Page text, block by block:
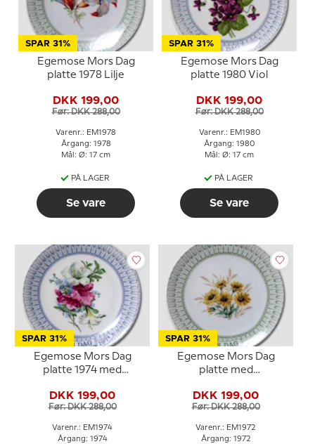
SPAR 31%
Egemose Mors Dag
platte 1978 Lilje
DKK 199,00
Før: DKK 288,00
Varenr.: EM1978
Årgang: 1978
Mål: Ø: 17 cm
PÅ LAGER
Se vare
SPAR 31%
Egemose Mors Dag
platte 1980 Viol
DKK 199,00
Før: DKK 288,00
Varenr.: EM1980
Årgang: 1980
Mål: Ø: 17 cm
PÅ LAGER
Se vare
SPAR 31%
Egemose Mors Dag
platte 1974 med
DKK 199,00
Før: DKK 288,00
Varenr.: EM1974
Årgang: 1974
SPAR 31%
Egemose Mors Dag
platte med
DKK 199,00
Før: DKK 288,00
Varenr.: EM1972
Årgang: 1972